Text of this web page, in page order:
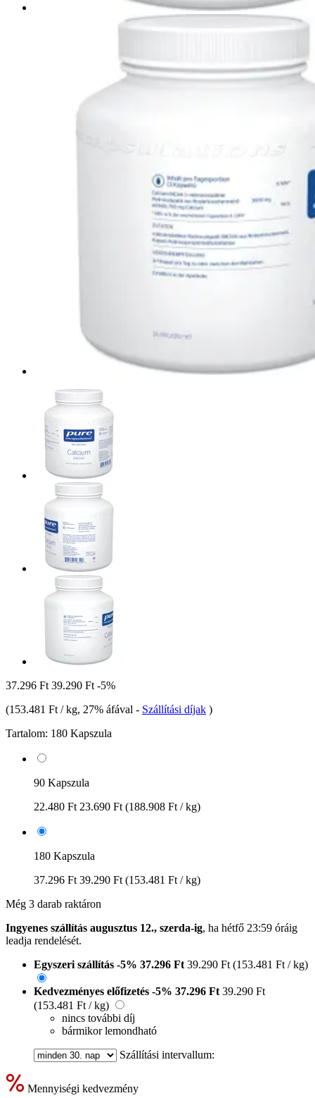
37.296 Ft 39.290 Ft -5%
(153.481 Ft / kg, 27% áfával - Szállítási díjak )
Tartalom: 180 Kapszula
90 Kapszula
22.480 Ft 23.690 Ft (188.908 Ft / kg)
180 Kapszula
37.296 Ft 39.290 Ft (153.481 Ft / kg)
Még 3 darab raktáron
Ingyenes szállítás augusztus 12., szerda-ig, ha hétfő 23:59 óráig
leadja rendelését.
Egyszeri szállítás -5% 37.296 Ft 39.290 Ft (153.481 Ft / kg)
Kedvezményes előfizetés -5% 37.296 Ft 39.290 Ft
(153.481 Ft / kg)
nincs további díj
bármikor lemondható
Szállítási intervallum:
Mennyiségi kedvezmény